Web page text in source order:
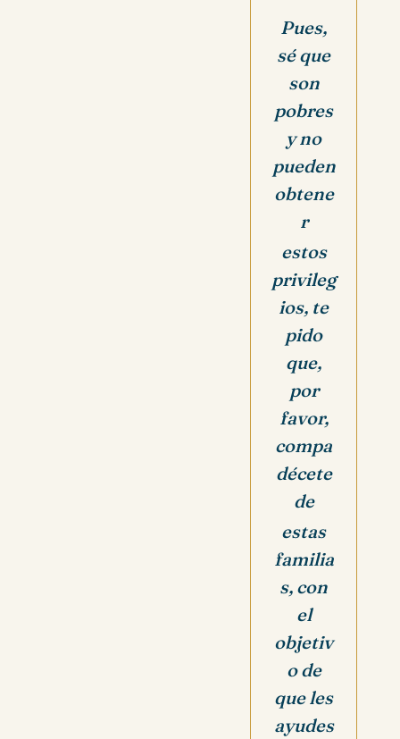
Pues,
sé que
son
pobres
y no
pueden
obtene
r
estos
privileg
ios, te
pido
que,
por
favor,
compa
décete
de
estas
familia
s, con
el
objetiv
o de
que les
ayudes